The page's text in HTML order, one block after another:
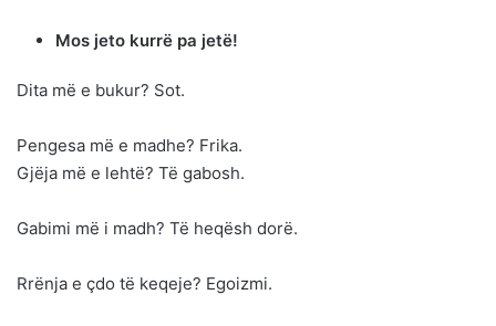
Mos jeto kurrë pa jetë!
Dita më e bukur? Sot.
Pengesa më e madhe? Frika.
Gjëja më e lehtë? Të gabosh.
Gabimi më i madh? Të heqësh dorë.
Rrënja e çdo të keqeje? Egoizmi.